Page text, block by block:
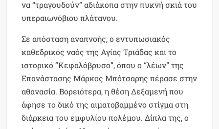
να “τραγουδούν” αδιάκοπα στην πυκνή σκιά του
υπεραιωνόβιου πλάτανου.
Σε απόσταση αναπνοής, ο εντυπωσιακός
καθεδρικός ναός της Αγίας Τριάδας και το
ιστορικό “Κεφαλόβρυσο”, όπου ο “λέων” της
Επανάστασης Μάρκος Μπότσαρης πέρασε στην
αθανασία. Βορειότερα, η θέση Δεξαμενή που
άφησε το δικό της αιματοβαμμένο στίγμα στη
διάρκεια του εμφυλίου πολέμου. Δίπλα της, ο